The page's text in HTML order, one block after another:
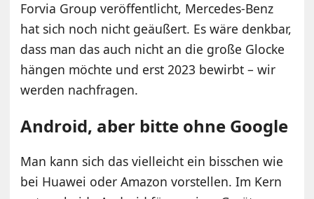
Forvia Group veröffentlicht, Mercedes-Benz
hat sich noch nicht geäußert. Es wäre denkbar,
dass man das auch nicht an die große Glocke
hängen möchte und erst 2023 bewirbt – wir
werden nachfragen.
Android, aber bitte ohne Google
Man kann sich das vielleicht ein bisschen wie
bei Huawei oder Amazon vorstellen. Im Kern